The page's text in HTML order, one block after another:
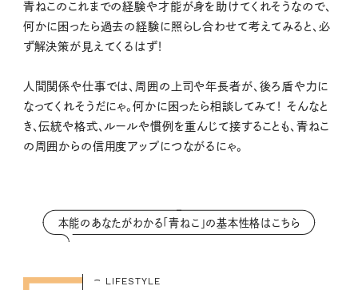
青ねこのこれまでの経験や才能が身を助けてくれそうなので、
何かに困ったら過去の経験に照らし合わせて考えてみると、必
ず解決策が見えてくるはず！
人間関係や仕事では、周囲の上司や年長者が、後ろ盾や力に
なってくれそうだにゃ。何かに困ったら相談してみて！ そんなと
き、伝統や格式、ルールや慣例を重んじて接することも、青ねこ
の周囲からの信用度アップにつながるにゃ。
本能のあなたがわかる「青ねこ」の基本性格はこちら
LIFESTYLE